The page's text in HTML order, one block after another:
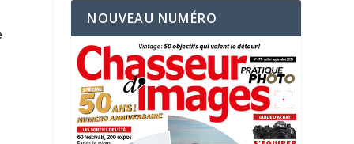
NOUVEAU NUMÉRO